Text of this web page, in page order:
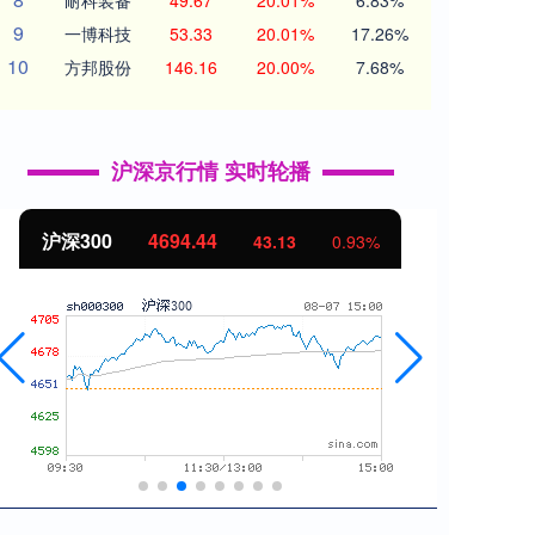
9 一博科技 53.33 20.01% 17.26%
10 方邦股份 146.16 20.00% 7.68%
沪深京行情 实时轮播
沪深300 4694.44 43.13 0.93%